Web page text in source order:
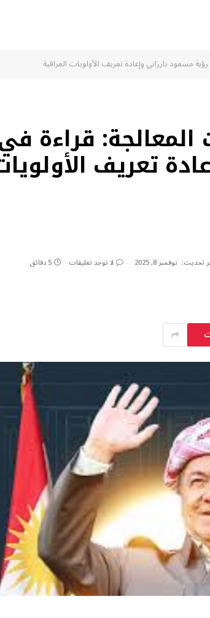
مسعود بارزاني وإعادة تعريف الأولويات العراقية
المعالجة: قراءة
تعريف
تحديث: نوفمبر 8, 2025 لا توجد تعليقات 5 دقائق